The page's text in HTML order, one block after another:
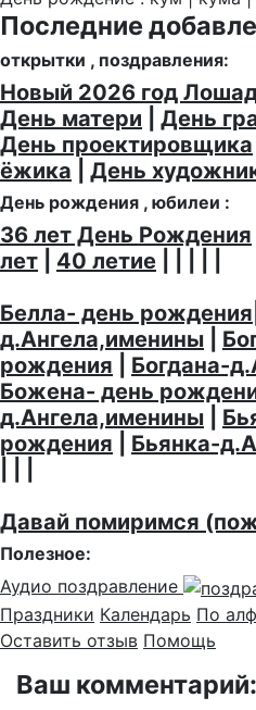
Последние
открытки , поздравления:
Новый 2026 год
День матери
День
День проектировщика
ёжика
День
День рождения , юбилеи :
36 лет День Рождения
лет
40 летие
Белла- день рождения
д.Ангела,именины
рождения
Богдана-
Божена- день
д.Ангела,именины
рождения
Бьянка-
Давай помиримся
Полезное:
Аудио поздравление
Праздники Календарь По
Оставить отзыв Помощь
Ваш комментарий: